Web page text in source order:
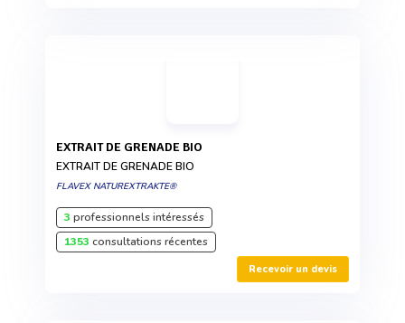
EXTRAIT DE GRENADE BIO
EXTRAIT DE GRENADE BIO
FLAVEX NATUREXTRAKTE®
3 professionnels intéressés
1353 consultations récentes
Recevoir un devis